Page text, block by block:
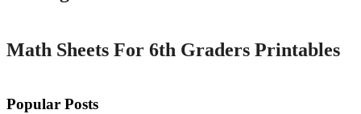
Math Sheets For 6th Graders Printables
Popular Posts